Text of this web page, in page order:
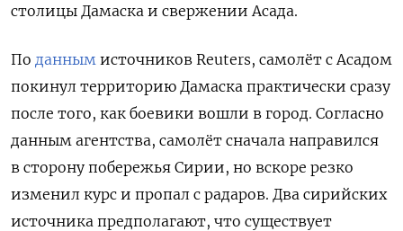
столицы Дамаска и свержении Асада.
По данным источников Reuters, самолёт с Асадом
покинул территорию Дамаска практически сразу
после того, как боевики вошли в город. Согласно
данным агентства, самолёт сначала направился
в сторону побережья Сирии, но вскоре резко
изменил курс и пропал с радаров. Два сирийских
источника предполагают, что существует